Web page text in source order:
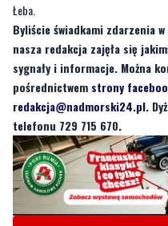
sygnały i informacje. Można
pośrednictwemstrony
redakcja@nadmorski24.pl.
telefonu 729 715 670.
Byliście świadkami
aby nasza redakcja zajęła
Wasze sygnały i